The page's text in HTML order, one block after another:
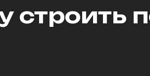
строить